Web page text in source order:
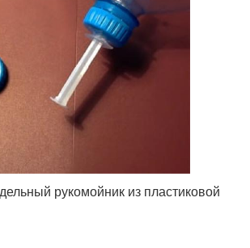
рукомойник из пластиковой